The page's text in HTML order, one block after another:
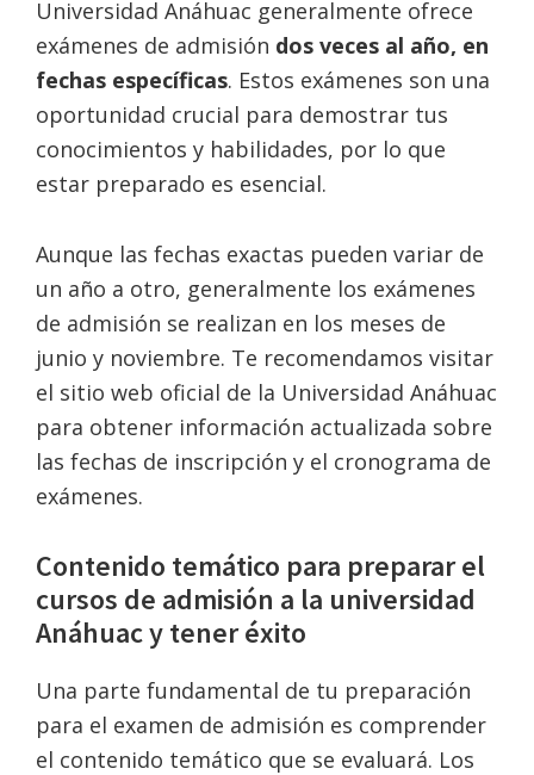
Universidad Anáhuac generalmente ofrece
exámenes de admisión dos veces al año, en
fechas específicas. Estos exámenes son una
oportunidad crucial para demostrar tus
conocimientos y habilidades, por lo que
estar preparado es esencial.
Aunque las fechas exactas pueden variar de
un año a otro, generalmente los exámenes
de admisión se realizan en los meses de
junio y noviembre. Te recomendamos visitar
el sitio web oficial de la Universidad Anáhuac
para obtener información actualizada sobre
las fechas de inscripción y el cronograma de
exámenes.
Contenido temático para preparar el
cursos de admisión a la universidad
Anáhuac y tener éxito
Una parte fundamental de tu preparación
para el examen de admisión es comprender
el contenido temático que se evaluará. Los